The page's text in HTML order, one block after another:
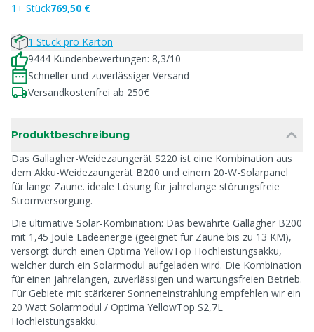
1+ Stück769,50 €
1 Stück pro Karton
9444 Kundenbewertungen: 8,3/10
Schneller und zuverlässiger Versand
Versandkostenfrei ab 250€
Produktbeschreibung
Das Gallagher-Weidezaungerät S220 ist eine Kombination aus
dem Akku-Weidezaungerät B200 und einem 20-W-Solarpanel
für lange Zäune. ideale Lösung für jahrelange störungsfreie
Stromversorgung.
Die ultimative Solar-Kombination: Das bewährte Gallagher B200
mit 1,45 Joule Ladeenergie (geeignet für Zäune bis zu 13 KM),
versorgt durch einen Optima YellowTop Hochleistungsakku,
welcher durch ein Solarmodul aufgeladen wird. Die Kombination
für einen jahrelangen, zuverlässigen und wartungsfreien Betrieb.
Für Gebiete mit stärkerer Sonneneinstrahlung empfehlen wir ein
20 Watt Solarmodul / Optima YellowTop S2,7L
Hochleistungsakku.